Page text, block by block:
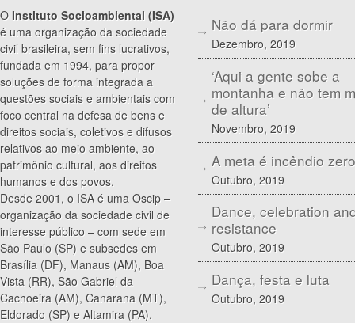
O Instituto Socioambiental (ISA)
é uma organização da sociedade
civil brasileira, sem fins lucrativos,
fundada em 1994, para propor
soluções de forma integrada a
questões sociais e ambientais com
foco central na defesa de bens e
direitos sociais, coletivos e difusos
relativos ao meio ambiente, ao
patrimônio cultural, aos direitos
humanos e dos povos.
Desde 2001, o ISA é uma Oscip –
organização da sociedade civil de
interesse público – com sede em
São Paulo (SP) e subsedes em
Brasília (DF), Manaus (AM), Boa
Vista (RR), São Gabriel da
Cachoeira (AM), Canarana (MT),
Eldorado (SP) e Altamira (PA).
Não dá para dormir
Dezembro, 2019
‘Aqui a gente sobe a
montanha e não tem
de altura’
Novembro, 2019
A meta é incêndio zero
Outubro, 2019
Dance, celebration
resistance
Outubro, 2019
Dança, festa e luta
Outubro, 2019